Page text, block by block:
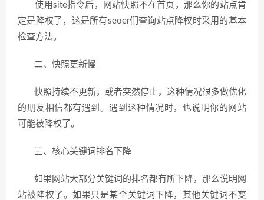
使用site指令后，网站快照不在首页，那么你的站点肯
定是降权了，这是所有seoer们查询站点降权时采用的基本
检查方法。
二、快照更新慢
快照持续不更新，或者突然停止，这种情况很多做优化
的朋友相信都有遇到。遇到这种情况时，也说明你的网站
可能被降权了。
三、核心关键词排名下降
如果网站大部分关键词的排名都有所下降，那么说明网
站被降权了。如果只是某个关键词下降，其他关键词不变